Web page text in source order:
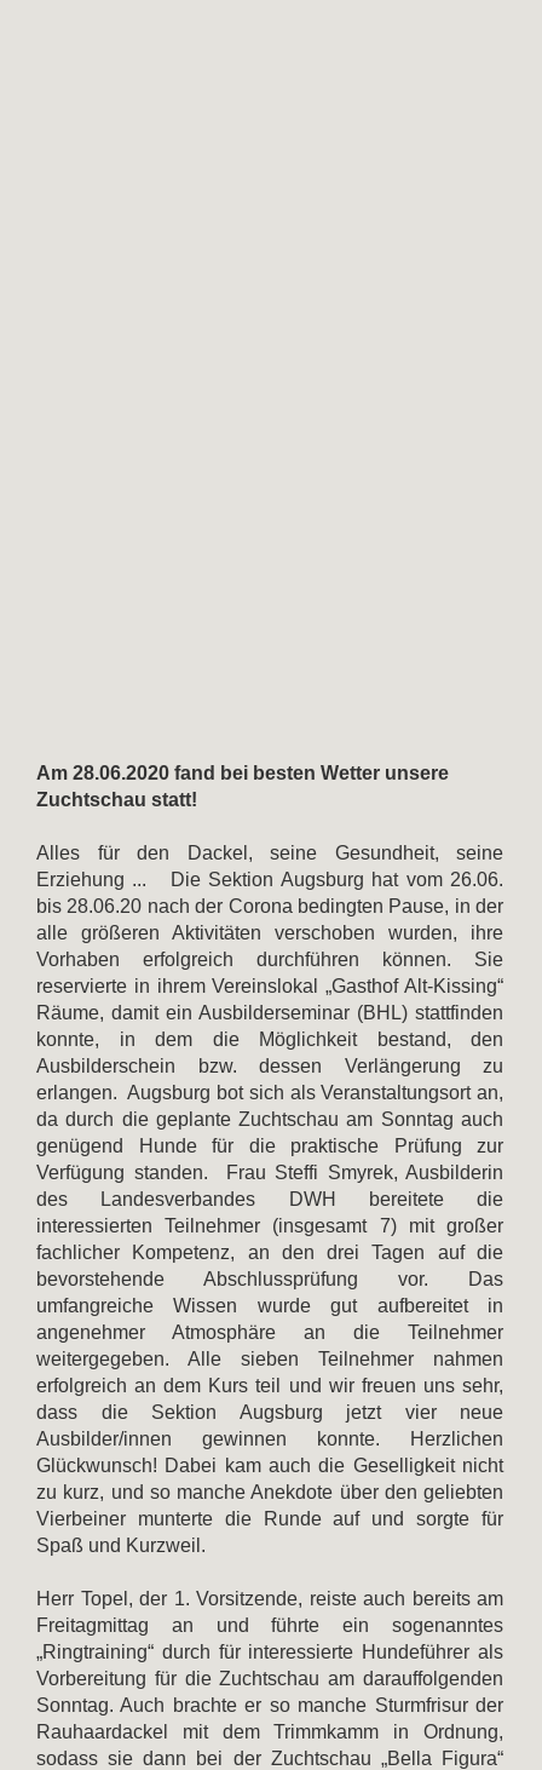
Am 28.06.2020 fand bei besten Wetter unsere
Zuchtschau statt!
Alles für den Dackel, seine Gesundheit, seine
Erziehung ... Die Sektion Augsburg hat vom 26.06.
bis 28.06.20 nach der Corona bedingten Pause, in der
alle größeren Aktivitäten verschoben wurden, ihre
Vorhaben erfolgreich durchführen können. Sie
reservierte in ihrem Vereinslokal „Gasthof Alt-Kissing“
Räume, damit ein Ausbilderseminar (BHL) stattfinden
konnte, in dem die Möglichkeit bestand, den
Ausbilderschein bzw. dessen Verlängerung zu
erlangen. Augsburg bot sich als Veranstaltungsort an,
da durch die geplante Zuchtschau am Sonntag auch
genügend Hunde für die praktische Prüfung zur
Verfügung standen. Frau Steffi Smyrek, Ausbilderin
des Landesverbandes DWH bereitete die
interessierten Teilnehmer (insgesamt 7) mit großer
fachlicher Kompetenz, an den drei Tagen auf die
bevorstehende Abschlussprüfung vor. Das
umfangreiche Wissen wurde gut aufbereitet in
angenehmer Atmosphäre an die Teilnehmer
weitergegeben. Alle sieben Teilnehmer nahmen
erfolgreich an dem Kurs teil und wir freuen uns sehr,
dass die Sektion Augsburg jetzt vier neue
Ausbilder/innen gewinnen konnte. Herzlichen
Glückwunsch! Dabei kam auch die Geselligkeit nicht
zu kurz, und so manche Anekdote über den geliebten
Vierbeiner munterte die Runde auf und sorgte für
Spaß und Kurzweil.
Herr Topel, der 1. Vorsitzende, reiste auch bereits am
Freitagmittag an und führte ein sogenanntes
„Ringtraining“ durch für interessierte Hundeführer als
Vorbereitung für die Zuchtschau am darauffolgenden
Sonntag. Auch brachte er so manche Sturmfrisur der
Rauhaardackel mit dem Trimmkamm in Ordnung,
sodass sie dann bei der Zuchtschau „Bella Figura“